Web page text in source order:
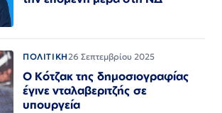
ΠΟΛΙΤΙΚΗ26 Σεπτεμβρίου 2025
Ο Κότζακ της δημοσιογραφίας
έγινε νταλαβεριτζής σε
υπουργεία